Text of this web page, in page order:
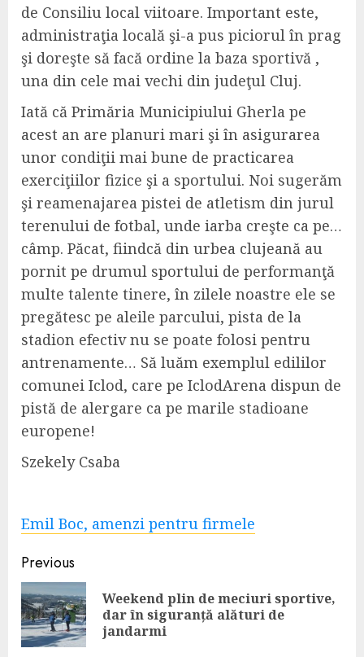
de Consiliu local viitoare. Important este,
administraţia locală şi-a pus piciorul în prag
şi doreşte să facă ordine la baza sportivă ,
una din cele mai vechi din judeţul Cluj.
Iată că Primăria Municipiului Gherla pe
acest an are planuri mari şi în asigurarea
unor condiţii mai bune de practicarea
exerciţiilor fizice şi a sportului. Noi sugerăm
şi reamenajarea pistei de atletism din jurul
terenului de fotbal, unde iarba creşte ca pe…
câmp. Păcat, fiindcă din urbea clujeană au
pornit pe drumul sportului de performanţă
multe talente tinere, în zilele noastre ele se
pregătesc pe aleile parcului, pista de la
stadion efectiv nu se poate folosi pentru
antrenamente… Să luăm exemplul edililor
comunei Iclod, care pe IclodArena dispun de
pistă de alergare ca pe marile stadioane
europene!
Szekely Csaba
Emil Boc, amenzi pentru firmele
Continue
Reading
Previous
Weekend plin de meciuri sportive,
dar în siguranță alături de
jandarmi